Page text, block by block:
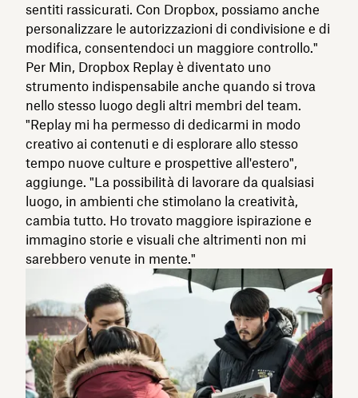
sentiti rassicurati. Con Dropbox, possiamo anche
personalizzare le autorizzazioni di condivisione e di
modifica, consentendoci un maggiore controllo."
Per Min, Dropbox Replay è diventato uno
strumento indispensabile anche quando si trova
nello stesso luogo degli altri membri del team.
"Replay mi ha permesso di dedicarmi in modo
creativo ai contenuti e di esplorare allo stesso
tempo nuove culture e prospettive all'estero",
aggiunge. "La possibilità di lavorare da qualsiasi
luogo, in ambienti che stimolano la creatività,
cambia tutto. Ho trovato maggiore ispirazione e
immagino storie e visuali che altrimenti non mi
sarebbero venute in mente."